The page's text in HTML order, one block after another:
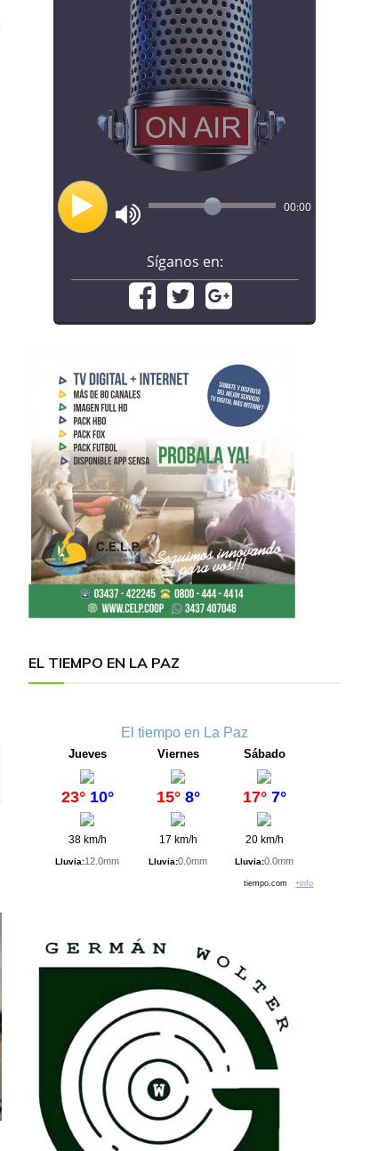
00:00
Síganos en:
EL TIEMPO EN LA PAZ
El tiempo en La Paz
Jueves
23° 10°
38 km/h
Lluvia:12.0mm
Viernes
15° 8°
17 km/h
Lluvia:0.0mm
Sábado
17° 7°
20 km/h
Lluvia:0.0mm
tiempo.com+info